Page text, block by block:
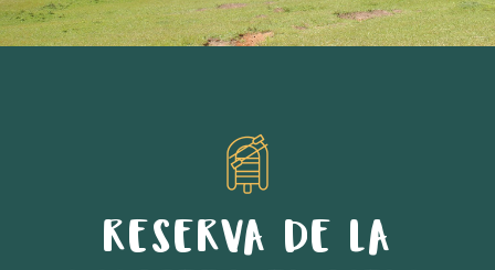
RESERVA DE LA